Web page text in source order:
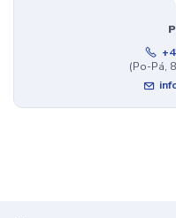
(Po-Pá,